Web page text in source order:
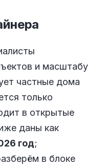
и масштабу
частные дома
только
в открытые
даны как
год;
в блоке